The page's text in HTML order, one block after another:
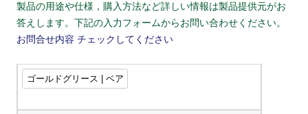
製品の用途や仕様，購入方法など詳しい情報は製品提供元がお
答えします。下記の入力フォームからお問い合わせください。
お問合せ内容 チェックしてください